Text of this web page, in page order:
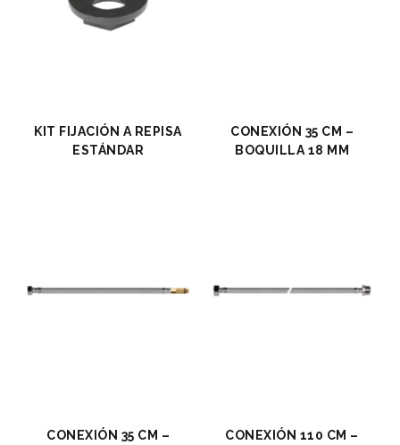
KIT FIJACIÓN A REPISA
ESTÁNDAR
CONEXIÓN 35 CM –
BOQUILLA 18 MM
CONEXIÓN 35 CM –
CONEXIÓN 110 CM –